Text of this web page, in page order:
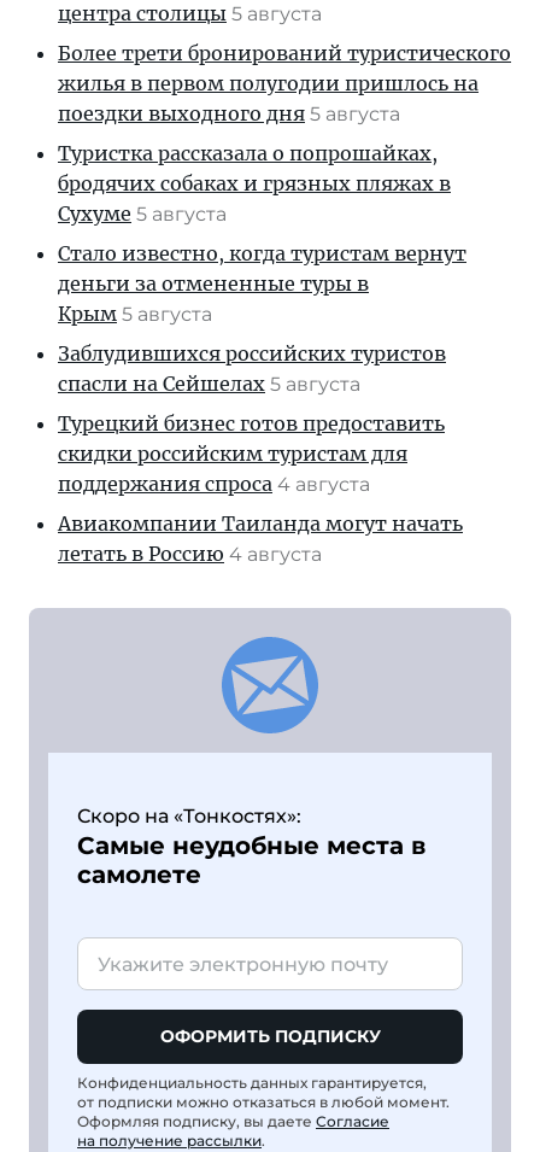
центра столицы 5 августа
Более трети бронирований туристического
жилья в первом полугодии пришлось на
поездки выходного дня 5 августа
Туристка рассказала о попрошайках,
бродячих собаках и грязных пляжах в
Сухуме 5 августа
Стало известно, когда туристам вернут
деньги за отмененные туры в
Крым 5 августа
Заблудившихся российских туристов
спасли на Сейшелах 5 августа
Турецкий бизнес готов предоставить
скидки российским туристам для
поддержания спроса 4 августа
Авиакомпании Таиланда могут начать
летать в Россию 4 августа
Скоро на «Тонкостях»:
Самые неудобные места в
самолете
ОФОРМИТЬ ПОДПИСКУ
Конфиденциальность данных гарантируется,
от подписки можно отказаться в любой момент.
Оформляя подписку, вы даете Согласие
на получение рассылки.